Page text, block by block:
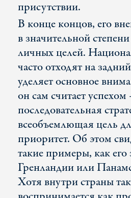
присутствии.
В конце концов, его
в значительной
личных целей.
часто отходят на
уделяет основное
он сам считает
последовательная
всеобъемлющая цель
приоритет. Об этом
такие примеры, как его
Гренландии или
Хотя внутри страны